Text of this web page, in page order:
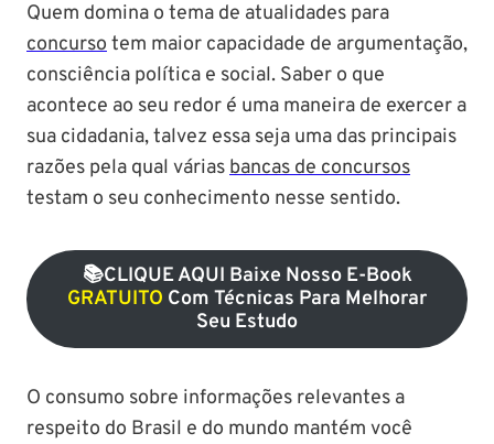
Quem domina o tema de atualidades para
concursotem maior capacidade de argumentação,
consciência política e social. Saber o que
acontece ao seu redor é uma maneira de exercer a
sua cidadania, talvez essa seja uma das principais
razões pela qual váriasbancas de concursos
testam o seu conhecimento nesse sentido.
📚cLIQUE AQUI Baixe Nosso E-Book
GRATUITO Com Técnicas Para Melhorar
Seu Estudo
O consumo sobre informações relevantes a
respeito do Brasil e do mundo mantém você